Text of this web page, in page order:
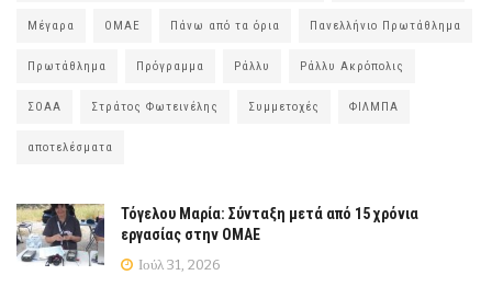
Μέγαρα ΟΜΑΕ Πάνω από τα όρια Πανελλήνιο Πρωτάθλημα
Πρωτάθλημα Πρόγραμμα Ράλλυ Ράλλυ Ακρόπολις
ΣΟΑΑ Στράτος Φωτεινέλης Συμμετοχές ΦΙΛΜΠΑ
αποτελέσματα
Τόγελου Μαρία: Σύνταξη μετά από 15 χρόνια
εργασίας στην ΟΜΑΕ
Ιούλ 31, 2026